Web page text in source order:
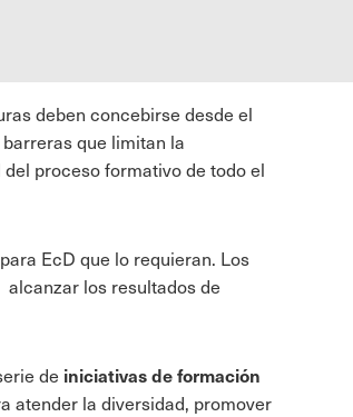
deben concebirse desde el
que limitan la
proceso formativo de todo el
para EcD que lo requieran. Los
los resultados de
de iniciativas de formación
atender la diversidad, promover